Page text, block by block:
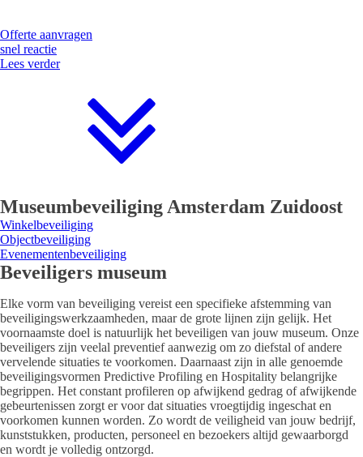
Offerte aanvragen
snel reactie
Lees verder
Museumbeveiliging Amsterdam Zuidoost
Winkelbeveiliging
Objectbeveiliging
Evenementenbeveiliging
Beveiligers museum
Elke vorm van beveiliging vereist een specifieke afstemming van
beveiligingswerkzaamheden, maar de grote lijnen zijn gelijk. Het
voornaamste doel is natuurlijk het beveiligen van jouw museum. Onze
beveiligers zijn veelal preventief aanwezig om zo diefstal of andere
vervelende situaties te voorkomen. Daarnaast zijn in alle genoemde
beveiligingsvormen Predictive Profiling en Hospitality belangrijke
begrippen. Het constant profileren op afwijkend gedrag of afwijkende
gebeurtenissen zorgt er voor dat situaties vroegtijdig ingeschat en
voorkomen kunnen worden. Zo wordt de veiligheid van jouw bedrijf,
kunststukken, producten, personeel en bezoekers altijd gewaarborgd
en wordt je volledig ontzorgd.